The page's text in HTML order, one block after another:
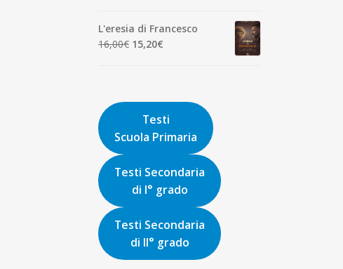
originale
era:
9,00€.
attuale
è:
L'eresia di Francesco
16,00€ Il
16,00€.
15,20€
15,20€.
Testi
Scuola Primaria
Testi Secondaria
di I° grado
Testi Secondaria
di II° grado